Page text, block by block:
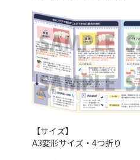
【サイズ】
A3変形サイズ・4つ折り